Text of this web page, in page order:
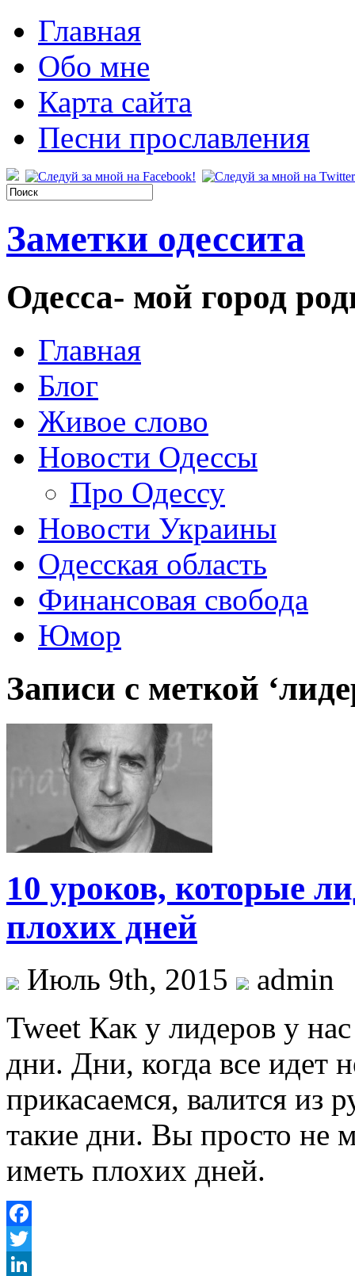
Главная
Обо мне
Карта сайта
Песни прославления
Заметки одессита
Одесса- мой город
Главная
Блог
Живое слово
Новости Одессы
Про Одессу
Новости Украины
Одесская область
Финансовая свобода
Юмор
Записи с меткой
10 уроков, которые
плохих дней
Июль 9th, 2015
admin
Tweet Как у лидеров у
дни. Дни, когда все идет
прикасаемся, валится из
такие дни. Вы просто не
иметь плохих дней.
Facebook
Twitter